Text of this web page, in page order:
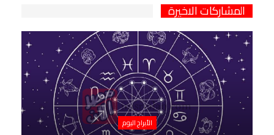
المشاركات الاخيرة
الأبراج اليوم